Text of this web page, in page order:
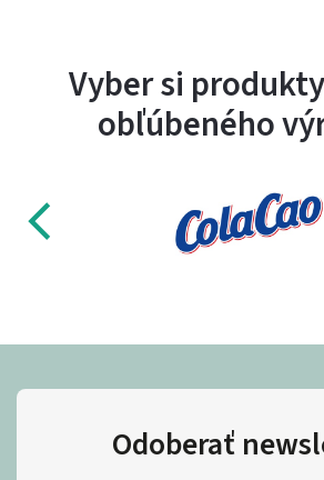
Vyber si
obľúbeného
Odoberať